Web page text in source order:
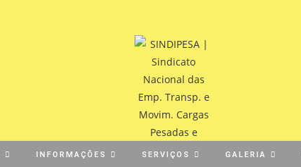
INFORMAÇÕES SERVIÇOS GALERIA